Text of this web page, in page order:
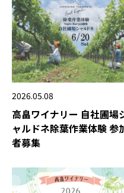
2026.05.08
高畠ワイナリー 自社圃場
ャルドネ除葉作業体験 参
者募集